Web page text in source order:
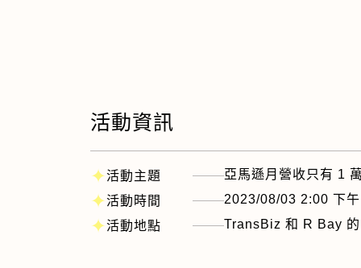
活動資訊
✦活動主題 亞馬遜月營收只有 1
✦活動時間 2023/08/03 2:00 下午
✦活動地點 TransBiz 和 R Bay